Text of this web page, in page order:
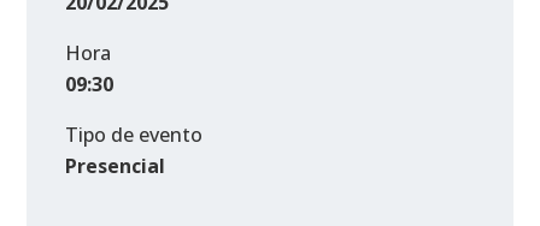
Hora
09:30
Tipo de evento
Presencial